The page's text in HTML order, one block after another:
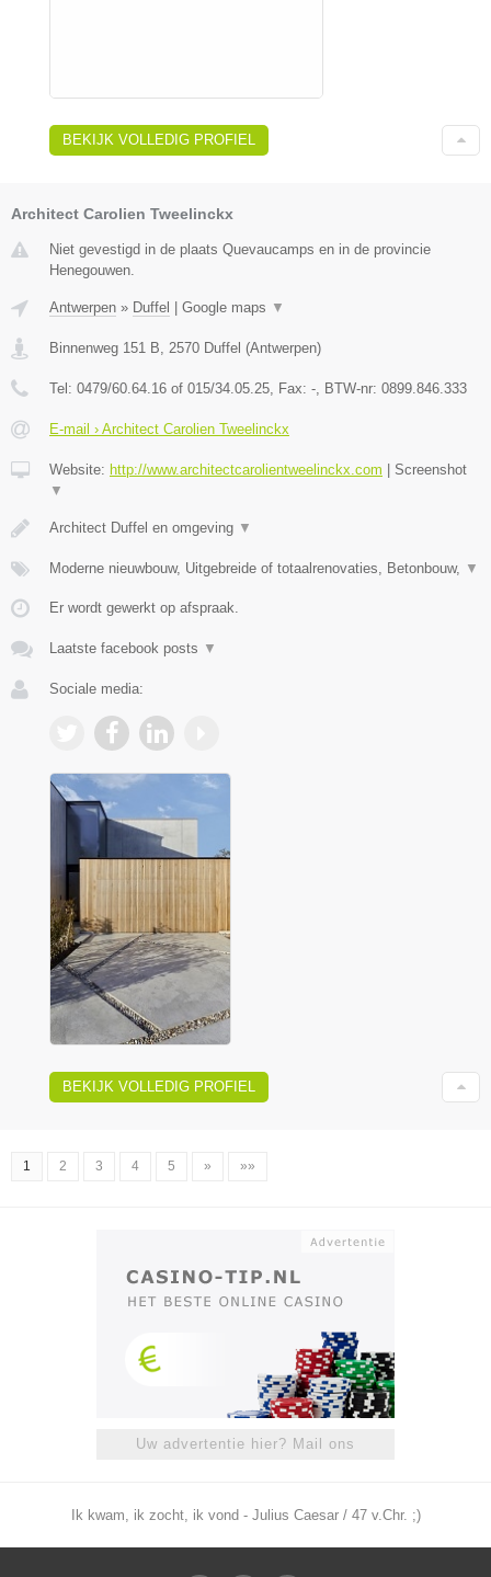
BEKIJK VOLLEDIG PROFIEL
Architect Carolien Tweelinckx
Niet gevestigd in de plaats Quevaucamps en in de provincie
Henegouwen.
Antwerpen » Duffel Google maps ▼
Binnenweg 151 B, 2570 Duffel (Antwerpen)
Tel: 0479/60.64.16 of 015/34.05.25, Fax: -, BTW-nr: 0899.846.333
E-mail › Architect Carolien Tweelinckx
Website: http://www.architectcarolientweelinckx.com
Screenshot
▼
Architect Duffel en omgeving ▼
Moderne nieuwbouw, Uitgebreide of totaalrenovaties, Betonbouw, ▼
Er wordt gewerkt op afspraak.
Laatste facebook posts ▼
Sociale media:
BEKIJK VOLLEDIG PROFIEL
1 2 3 4 5 » »»
Uw advertentie hier? Mail ons
Ik kwam, ik zocht, ik vond - Julius Caesar / 47 v.Chr. ;)